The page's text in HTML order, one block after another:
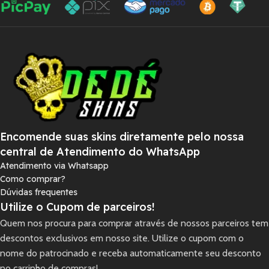
Encomende suas skins diretamente pelo nossa
central de Atendimento do WhatsApp
Atendimento via Whatsapp
Como comprar?
Dúvidas frequentes
Utilize o Cupom de parceiros!
Quem nos procura para comprar através de nossos parceiros tem
descontos exclusivos em nosso site. Utilize o cupom com o
nome do patrocinado e receba automaticamente seu desconto